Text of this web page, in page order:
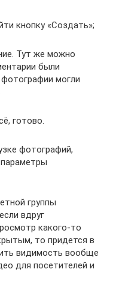
кнопку «Создать»;
Тут же можно
были
могли
готово.
фотографий,
группы
вдруг
какого-то
то придется в
видимость вообще
для посетителей и